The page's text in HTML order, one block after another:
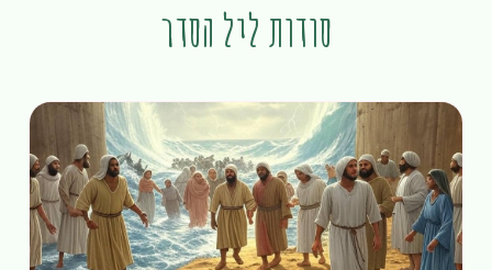
סודות ליל הסדר